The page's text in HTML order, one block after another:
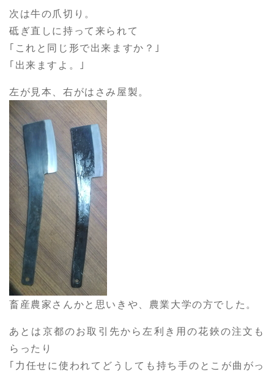
次は牛の爪切り。
砥ぎ直しに持って来られて
｢これと同じ形で出来ますか？｣
｢出来ますよ。｣
左が見本、右がはさみ屋製。
畜産農家さんかと思いきや、農業大学の方でした。
あとは京都のお取引先から左利き用の花鋏の注文も
らったり
｢力任せに使われてどうしても持ち手のとこが曲がっ